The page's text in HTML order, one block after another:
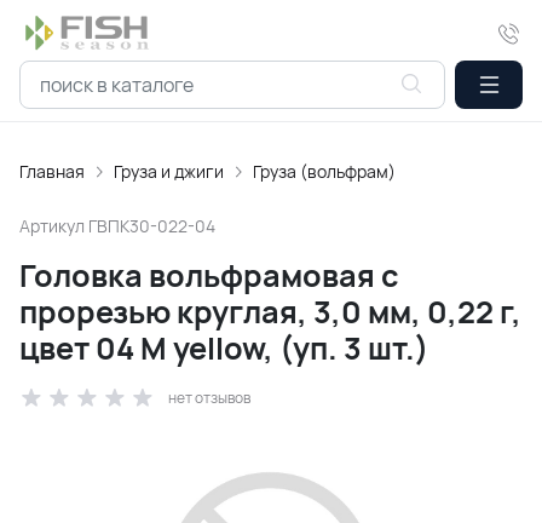
Главная Груза и джиги Груза (вольфрам)
Артикул ГВПК30-022-04
Головка вольфрамовая с
прорезью круглая, 3,0 мм, 0,22 г,
цвет 04 M yellow, (уп. 3 шт.)
нет отзывов